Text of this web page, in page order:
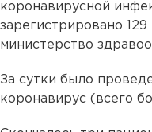
коронавирусной
зарегистрировано 129
министерство
За сутки было
коронавирус (всего